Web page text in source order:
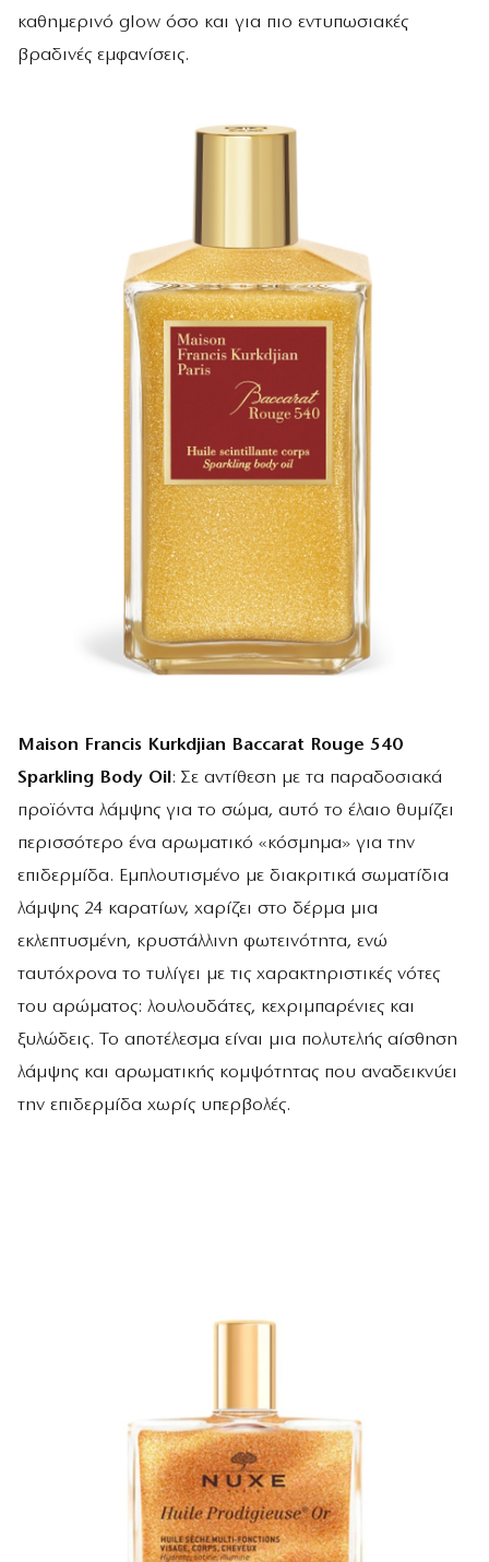
καθημερινό glow όσο και για πιο εντυπωσιακές
βραδινές εμφανίσεις.
Maison Francis Kurkdjian Baccarat Rouge 540
Sparkling Body Oil : Σε αντίθεση με τα παραδοσιακά
προϊόντα λάμψης για το σώμα, αυτό το έλαιο θυμίζει
περισσότερο ένα αρωματικό «κόσμημα» για την
επιδερμίδα. Εμπλουτισμένο με διακριτικά σωματίδια
λάμψης 24 καρατίων, χαρίζει στο δέρμα μια
εκλεπτυσμένη, κρυστάλλινη φωτεινότητα, ενώ
ταυτόχρονα το τυλίγει με τις χαρακτηριστικές νότες
του αρώματος: λουλουδάτες, κεχριμπαρένιες και
ξυλώδεις. Το αποτέλεσμα είναι μια πολυτελής αίσθηση
λάμψης και αρωματικής κομψότητας που αναδεικνύει
την επιδερμίδα χωρίς υπερβολές.